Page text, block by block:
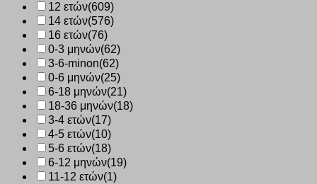
12 ετών(609)
14 ετών(576)
16 ετών(76)
0-3 μηνών(62)
3-6-minon(62)
0-6 μηνών(25)
6-18 μηνών(21)
18-36 μηνών(18)
3-4 ετών(17)
4-5 ετών(10)
5-6 ετών(18)
6-12 μηνών(19)
11-12 ετών(1)